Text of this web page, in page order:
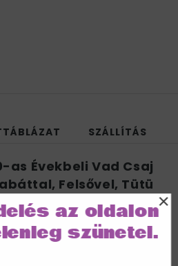
SZÁLLÍTÁS
as Évekbeli Vad Csaj
Felsővel, Tütü
zel, Kesztyűvel és
74-77 cm /
Belső lábhossz 83 cm
az oldalon
szünetel.
×